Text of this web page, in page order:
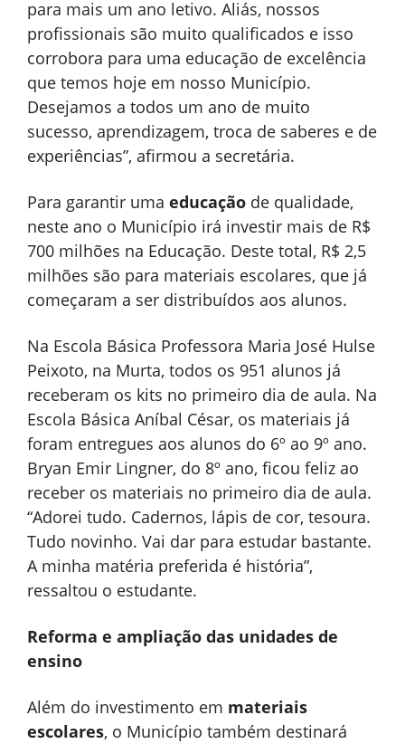
para mais um ano letivo. Aliás, nossos
profissionais são muito qualificados e isso
corrobora para uma educação de excelência
que temos hoje em nosso Município.
Desejamos a todos um ano de muito
sucesso, aprendizagem, troca de saberes e de
experiências”, afirmou a secretária.
Para garantir uma educação de qualidade,
neste ano o Município irá investir mais de R$
700 milhões na Educação. Deste total, R$ 2,5
milhões são para materiais escolares, que já
começaram a ser distribuídos aos alunos.
Na Escola Básica Professora Maria José Hulse
Peixoto, na Murta, todos os 951 alunos já
receberam os kits no primeiro dia de aula. Na
Escola Básica Aníbal César, os materiais já
foram entregues aos alunos do 6º ao 9º ano.
Bryan Emir Lingner, do 8º ano, ficou feliz ao
receber os materiais no primeiro dia de aula.
“Adorei tudo. Cadernos, lápis de cor, tesoura.
Tudo novinho. Vai dar para estudar bastante.
A minha matéria preferida é história”,
ressaltou o estudante.
Reforma e ampliação das unidades de
ensino
Além do investimento em materiais
escolares, o Município também destinará